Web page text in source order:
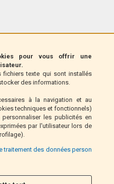
pour vous offrir une
texte qui sont installés
des informations.
à la navigation et au
techniques et fonctionnels)
les publicités en
par l'utilisateur lors de
traitement des données person
(Italie uniquement)